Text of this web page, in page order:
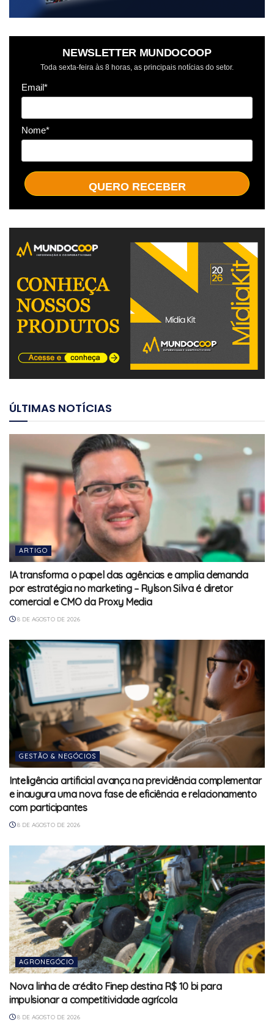
NEWSLETTER MUNDOCOOP
Toda sexta-feira às 8 horas, as principais notícias do setor.
Email*
Nome*
QUERO RECEBER
ÚLTIMAS NOTÍCIAS
ARTIGO
IA transforma o papel das agências e amplia demanda
por estratégia no marketing – Rylson Silva é diretor
comercial e CMO da Proxy Media
8 DE AGOSTO DE 2026
GESTÃO & NEGÓCIOS
Inteligência artificial avança na previdência complementar
e inaugura uma nova fase de eficiência e relacionamento
com participantes
8 DE AGOSTO DE 2026
AGRONEGÓCIO
Nova linha de crédito Finep destina R$ 10 bi para
impulsionar a competitividade agrícola
8 DE AGOSTO DE 2026